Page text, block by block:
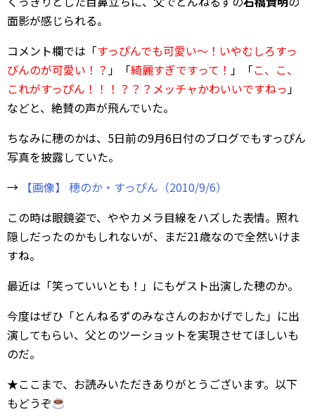
面影が感じられる。
コメント欄では「すっぴんでも可愛い～！いやむしろすっ
ぴんのが可愛い！？」「綺麗すぎですって！ 」「こ、こ、
これがすっぴん！！！？？？メッチャかわいいですねっ」
などと、絶賛の声が飛んでいた。
ちなみに穂のかは、5日前の9月6日付のブログでもすっぴん
写真を披露していた。
→ 【画像】 穂のか・すっぴん（2010/9/6）
この時は眼鏡姿で、ややカメラ目線をハズした表情。照れ
隠しだったのかもしれないが、まだ21歳なので全然いけま
すね。
最近は「笑っていいとも！」にもゲスト出演した穂のか。
今度はぜひ「とんねるずのみなさんのおかげでした」に出
演してもらい、父とのツーショットを実現させてほしいも
のだ。
★ここまで、お読みいただきありがとうございます。以下
もどうぞ